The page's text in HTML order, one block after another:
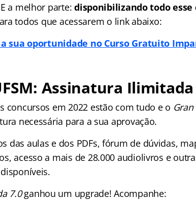
a melhor parte:disponibilizando todo esse
todos que acessarem o link abaixo:
sua oportunidade no Curso Gratuito
Assinatura Ilimitada
concursos em 2022 estão com tudo e o
necessária para a sua aprovação.
das aulas e dos PDFs, fórum de dúvidas,
acesso a mais de 28.000 audiolivros e
7.0ganhou um upgrade! Acompanhe: